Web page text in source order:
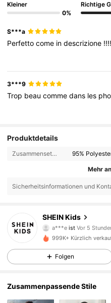
Kleiner
0%
Richtige
S***a
Perfettocome indescrizione
3***9
Trop beaucommedans les
Produktdetails
Zusammensetzung: 95%
Mehr
Sicherheitsinformationen und
SHEIN Kids
a***eist Vor 5
999K+ Kürzlich
Folgen
Zusammenpassende Stile